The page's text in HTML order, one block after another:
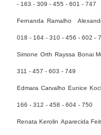
- 163 - 309 - 455 - 601 - 747
Fernanda Ramalho
018 - 164 - 310 - 456 - 602 -
Simone Orth Rayssa Bonai
311 - 457 - 603 - 749
Edmara Carvalho Eunice
166 - 312 - 458 - 604 - 750
Renata Kerolin Aparecida